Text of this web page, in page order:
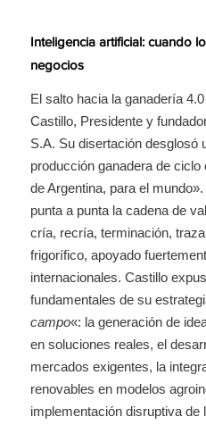
Inteligencia artificial: cuando
negocios
El salto hacia la ganadería
Castillo, Presidente y
S.A. Su disertación desglosó
producción ganadera de
de Argentina, para el
punta a punta la cadena de
cría, recría, terminación,
frigorífico, apoyado
internacionales. Castillo
fundamentales de su
campo«: la generación de
en soluciones reales, el
mercados exigentes, la
renovables en modelos
implementación disruptiva de